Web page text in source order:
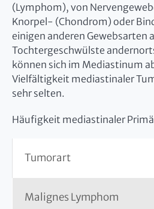
(Lymphom), von
Knorpel- (Chondrom) oder
einigen anderen Gewebsarten
Tochtergeschwülste
können sich im Mediastinum
Vielfältigkeit mediastinaler
sehr selten.
Häufigkeit mediastinaler
Tumorart
Malignes Lymphom